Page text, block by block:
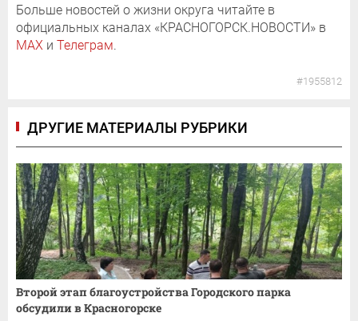
Больше новостей о жизни округа читайте в
официальных каналах «КРАСНОГОРСК.НОВОСТИ» в
MAX и Телеграм.
#1955812
ДРУГИЕ МАТЕРИАЛЫ РУБРИКИ
Второй этап благоустройства Городского парка
обсудили в Красногорске